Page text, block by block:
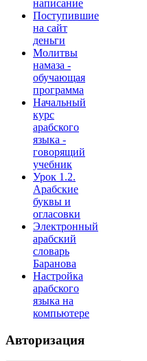
написание
Поступившие
на сайт
деньги
Молитвы
намаза -
обучающая
программа
Начальный
курс
арабского
языка -
говорящий
учебник
Урок 1.2.
Арабские
буквы и
огласовки
Электронный
арабский
словарь
Баранова
Настройка
арабского
языка на
компьютере
Авторизация